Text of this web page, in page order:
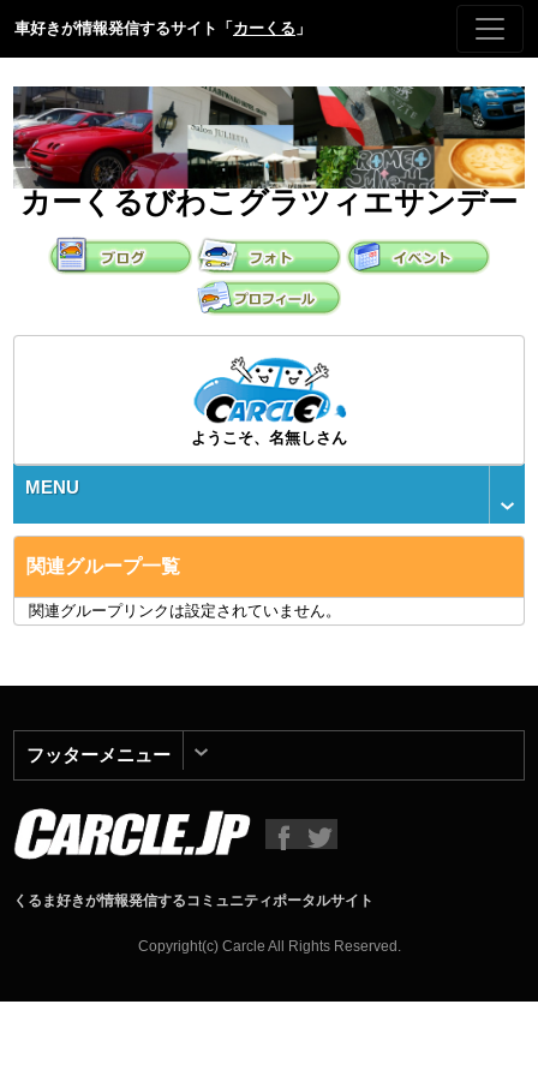
車好きが情報発信するサイト「 カーくる 」
カーくるびわこグラツィエサンデー
ようこそ、名無しさん
MENU
関連グループ一覧
関連グループリンクは設定されていません。
フッターメニュー
くるま好きが情報発信するコミュニティポータルサイト
Copyright(c) Carcle All Rights Reserved.